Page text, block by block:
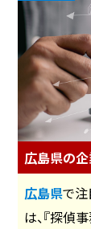
広島県の
広島県で
は、『探偵